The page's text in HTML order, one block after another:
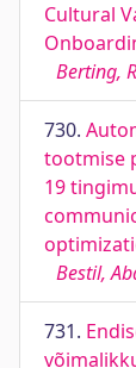
Cultural
Berting,
730.
tootmise
19
Bestil,
731.